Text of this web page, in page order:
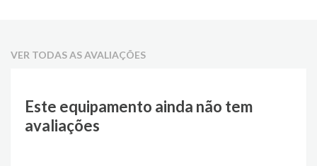
VER TODAS AS AVALIAÇÕES
Este equipamento ainda não tem
avaliações